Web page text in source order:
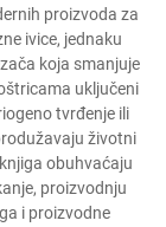
proizvoda za
ivice, jednaku
koja smanjuje
uključeni
tvrđenje ili
životni
obuhvaćaju
proizvodnju
i proizvodne